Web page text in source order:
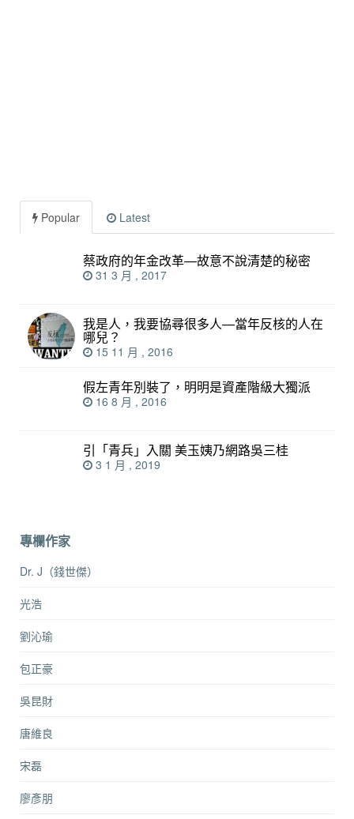
Popular Latest
蔡政府的年金改革—故意不說清楚的秘密
31 3 月 , 2017
我是人，我要協尋很多人—當年反核的人在
哪兒？
15 11 月 , 2016
假左青年別裝了，明明是資產階級大獨派
16 8 月 , 2016
引「青兵」入關 美玉姨乃網路吳三桂
3 1 月 , 2019
專欄作家
Dr. J（錢世傑）
光浩
劉沁瑜
包正豪
吳昆財
唐維良
宋磊
廖彥朋